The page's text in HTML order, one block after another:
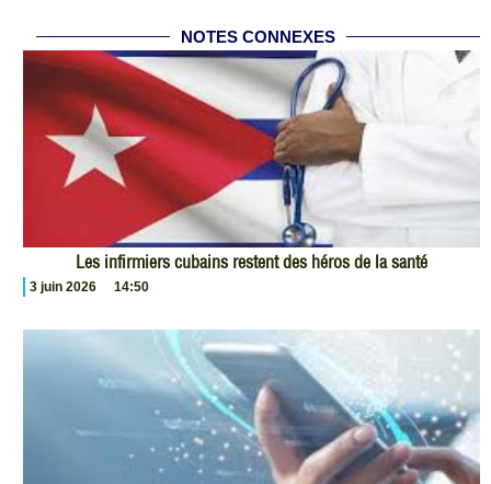
NOTES CONNEXES
Les infirmiers cubains restent des héros de la santé
3 juin 2026 14:50